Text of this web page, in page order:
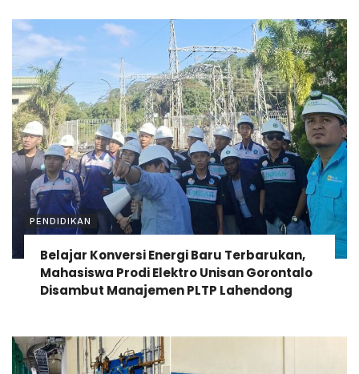
PENDIDIKAN
Belajar Konversi Energi Baru Terbarukan,
Mahasiswa Prodi Elektro Unisan Gorontalo
Disambut Manajemen PLTP Lahendong